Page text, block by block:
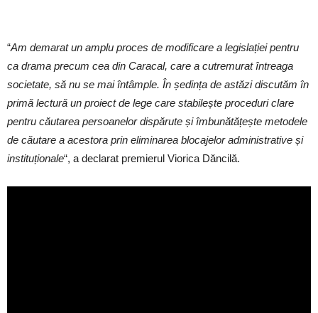
“Am demarat un amplu proces de modificare a legislației pentru
ca drama precum cea din Caracal, care a cutremurat întreaga
societate, să nu se mai întâmple. În ședința de astăzi discutăm în
primă lectură un proiect de lege care stabilește proceduri clare
pentru căutarea persoanelor dispărute și îmbunătățește metodele
de căutare a acestora prin eliminarea blocajelor administrative și
instituționale“, a declarat premierul Viorica Dăncilă.